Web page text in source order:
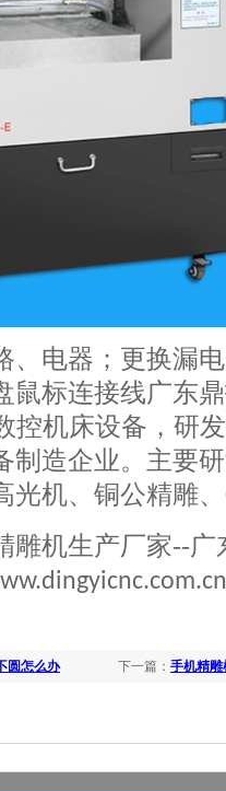
、电器；更换漏
鼠标连接线广东
控机床设备，研
制造企业。主要
机、铜公精雕、
雕机生产厂家--广
下一篇： 手机精雕
圆怎么办